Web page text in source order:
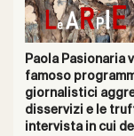
Paola Pasionaria
famoso
giornalistici
disservizi e le
intervista in cui